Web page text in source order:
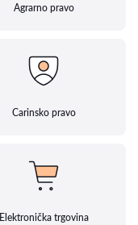
Agrarno pravo
Carinsko pravo
Elektronička trgovina